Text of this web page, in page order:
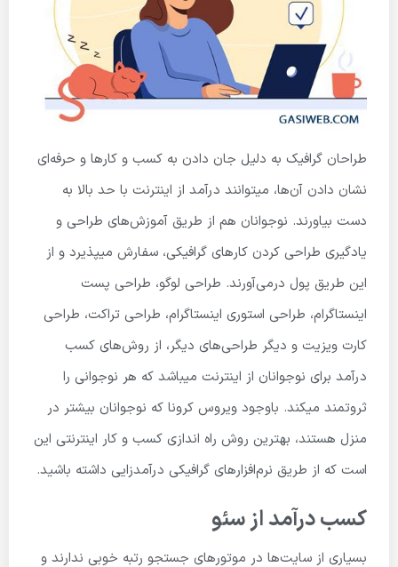
طراحان گرافیک به دلیل جان دادن به کسب و کارها و حرفه‌ای
نشان دادن آن‌ها، میتوانند درآمد از اینترنت با حد بالا به
دست بیاورند. نوجوانان هم از طریق آموزش‌های طراحی و
یادگیری طراحی کردن کارهای گرافیکی، سفارش میپذیرد و از
این طریق پول درمی‌آورند. طراحی لوگو، طراحی پست
اینستاگرام، طراحی استوری اینستاگرام، طراحی تراکت، طراحی
کارت ویزیت و دیگر طراحی‌های دیگر، از روش‌های کسب
درآمد برای نوجوانان از اینترنت میباشد که هر نوجوانی را
ثروتمند میکند. باوجود ویروس کرونا که نوجوانان بیشتر در
منزل هستند، بهترین روش راه اندازی کسب و کار اینترنتی این
است که از طریق نرم‌افزارهای گرافیکی درآمدزایی داشته باشید.
کسب درآمد از سئو
بسیاری از سایت‌ها در موتورهای جستجو رتبه خوبی ندارند و